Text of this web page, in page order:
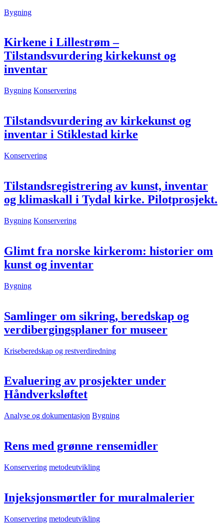
Bygning
Kirkene i Lillestrøm –
Tilstandsvurdering kirkekunst og
inventar
Bygning Konservering
Tilstandsvurdering av kirkekunst og
inventar i Stiklestad kirke
Konservering
Tilstandsregistrering av kunst, inventar
og klimaskall i Tydal kirke. Pilotprosjekt.
Bygning Konservering
Glimt fra norske kirkerom: historier om
kunst og inventar
Bygning
Samlinger om sikring, beredskap og
verdibergingsplaner for museer
Kriseberedskap og restverdiredning
Evaluering av prosjekter under
Håndverksløftet
Analyse og dokumentasjon Bygning
Rens med grønne rensemidler
Konservering metodeutvikling
Injeksjonsmørtler for muralmalerier
Konservering metodeutvikling